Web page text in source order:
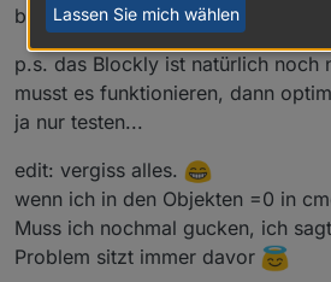
bisschen einfacher.
p.s. das Blockly ist natürlich noch
musst es funktionieren, dann
ja nur testen...
edit: vergiss alles.
wenn ich in den Objekten =0 in
Muss ich nochmal gucken, ich
Problem sitzt immer davor
Lassen Sie mich wählen